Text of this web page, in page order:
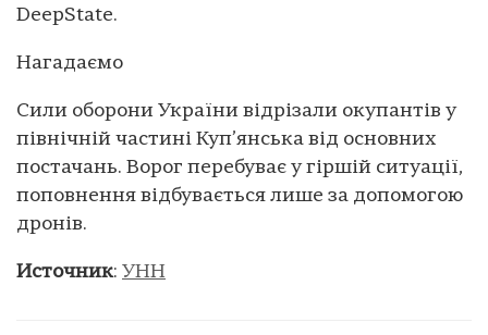
DeepState.
Нагадаємо
Сили оборони України відрізали окупантів у
північній частині Куп’янська від основних
постачань. Ворог перебуває у гіршій ситуації,
поповнення відбувається лише за допомогою
дронів.
Источник: УНН